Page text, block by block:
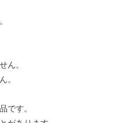
ん。
。
す。